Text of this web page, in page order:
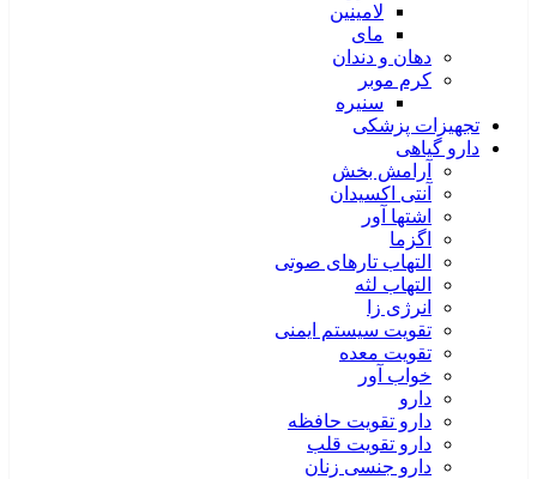
لامینین
مای
دهان و دندان
کرم موبر
سنیره
تجهیزات پزشکی
دارو گیاهی
آرامش بخش
آنتی اکسیدان
اشتها آور
اگزما
التهاب تارهای صوتی
التهاب لثه
انرژی زا
تقویت سیستم ایمنی
تقویت معده
خواب آور
دارو
دارو تقویت حافظه
دارو تقویت قلب
دارو جنسی زنان